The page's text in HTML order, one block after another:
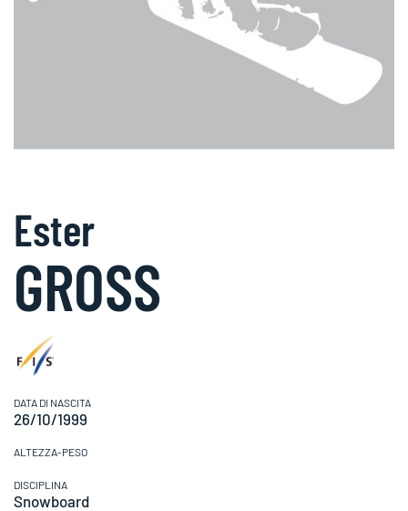
Ester
GROSS
DATA DI NASCITA
26/10/1999
ALTEZZA-PESO
DISCIPLINA
Snowboard